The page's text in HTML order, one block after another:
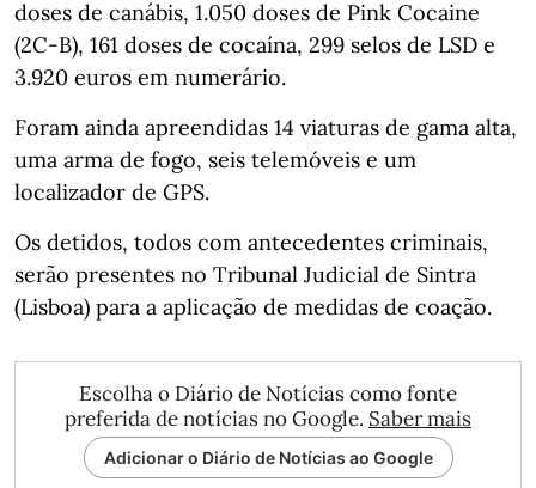
doses de canábis, 1.050 doses de Pink Cocaine
(2C-B), 161 doses de cocaína, 299 selos de LSD e
3.920 euros em numerário.
Foram ainda apreendidas 14 viaturas de gama alta,
uma arma de fogo, seis telemóveis e um
localizador de GPS.
Os detidos, todos com antecedentes criminais,
serão presentes no Tribunal Judicial de Sintra
(Lisboa) para a aplicação de medidas de coação.
Escolha o Diário de Notícias como fonte
preferida de notícias no Google. Saber mais
Adicionar o Diário de Notícias ao Google